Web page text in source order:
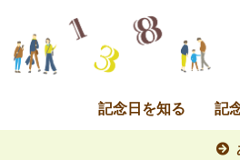
記念日を知る 記